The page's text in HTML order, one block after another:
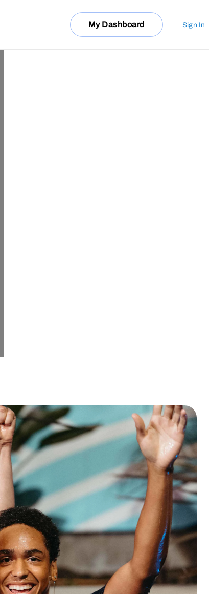
My Dashboard Sign In